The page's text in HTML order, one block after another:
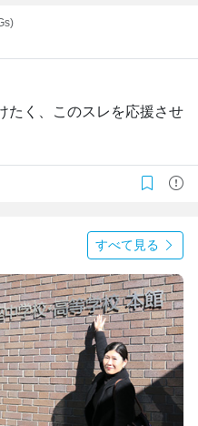
たく、このスレを応援させ
すべて見る